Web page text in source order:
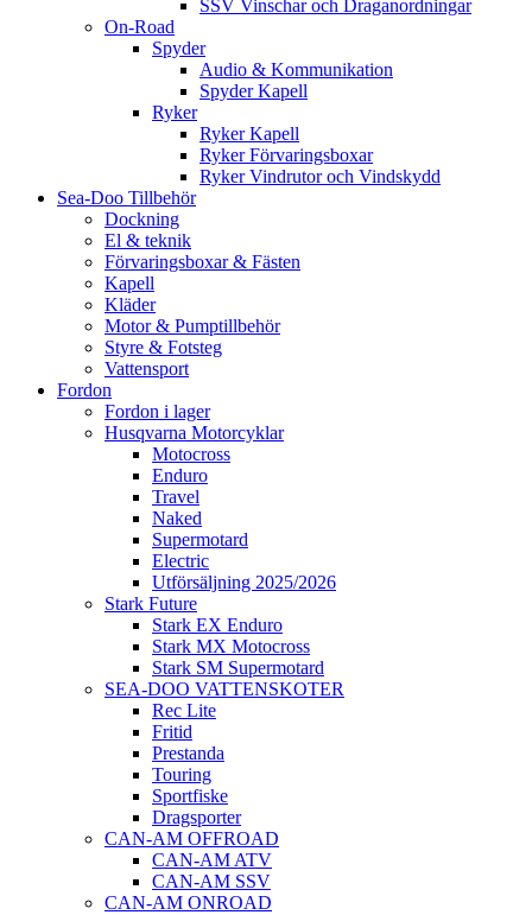
SSV Vinschar och Draganordningar
On-Road
Spyder
Audio & Kommunikation
Spyder Kapell
Ryker
Ryker Kapell
Ryker Förvaringsboxar
Ryker Vindrutor och Vindskydd
Sea-Doo Tillbehör
Dockning
El & teknik
Förvaringsboxar & Fästen
Kapell
Kläder
Motor & Pumptillbehör
Styre & Fotsteg
Vattensport
Fordon
Fordon i lager
Husqvarna Motorcyklar
Motocross
Enduro
Travel
Naked
Supermotard
Electric
Utförsäljning 2025/2026
Stark Future
Stark EX Enduro
Stark MX Motocross
Stark SM Supermotard
SEA-DOO VATTENSKOTER
Rec Lite
Fritid
Prestanda
Touring
Sportfiske
Dragsporter
CAN-AM OFFROAD
CAN-AM ATV
CAN-AM SSV
CAN-AM ONROAD